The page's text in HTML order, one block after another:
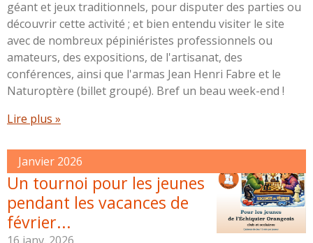
géant et jeux traditionnels, pour disputer des parties ou
découvrir cette activité ; et bien entendu visiter le site
avec de nombreux pépiniéristes professionnels ou
amateurs, des expositions, de l'artisanat, des
conférences, ainsi que l'armas Jean Henri Fabre et le
Naturoptère (billet groupé). Bref un beau week-end !
Lire plus »
Janvier 2026
Un tournoi pour les jeunes
pendant les vacances de
février...